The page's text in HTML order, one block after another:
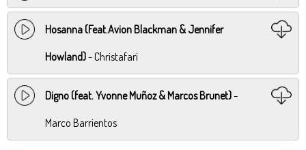
Hosanna (Feat.Avion Blackman & Jennifer
Howland)- Christafari
Digno (feat. Yvonne Muñoz & Marcos Brunet)-
Marco Barrientos